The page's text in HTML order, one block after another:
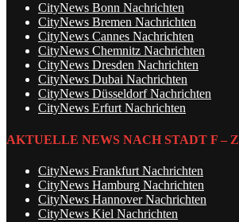
CityNews Bonn Nachrichten
CityNews Bremen Nachrichten
CityNews Cannes Nachrichten
CityNews Chemnitz Nachrichten
CityNews Dresden Nachrichten
CityNews Dubai Nachrichten
CityNews Düsseldorf Nachrichten
CityNews Erfurt Nachrichten
AKTUELLE NEWS NACH STADT F – Z
CityNews Frankfurt Nachrichten
CityNews Hamburg Nachrichten
CityNews Hannover Nachrichten
CityNews Kiel Nachrichten